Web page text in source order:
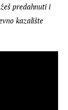
predahnuti i
kazalište